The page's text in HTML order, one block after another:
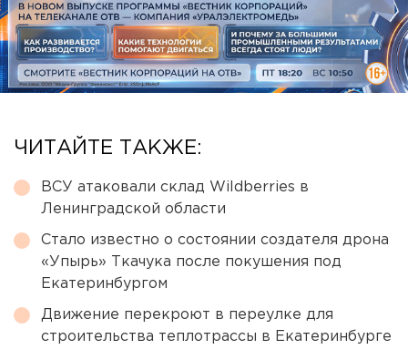
ЧИТАЙТЕ ТАКЖЕ:
ВСУ атаковали склад Wildberries в
Ленинградской области
Стало известно о состоянии создателя дрона
«Упырь» Ткачука после покушения под
Екатеринбургом
Движение перекроют в переулке для
строительства теплотрассы в Екатеринбурге